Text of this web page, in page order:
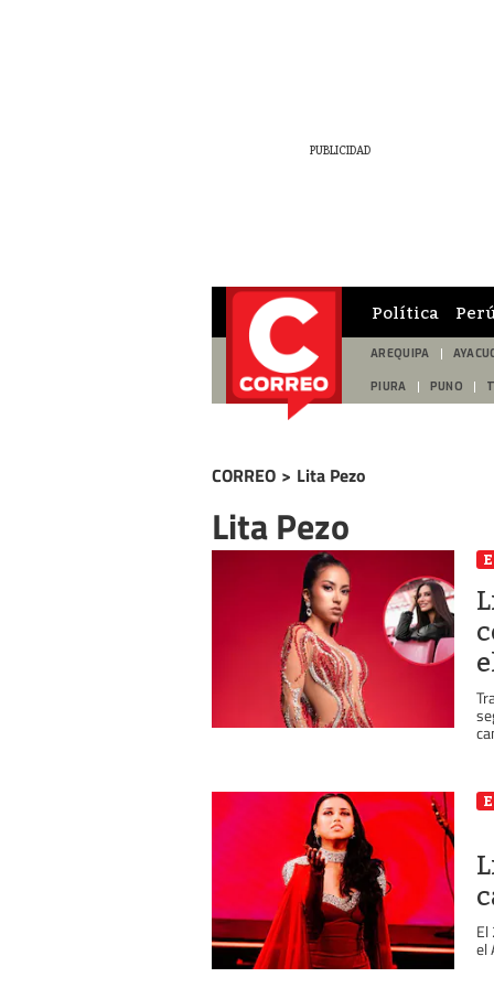
Política
AREQUIPA
PIURA PUNO
CORREO > Lita Pezo
Lita Pezo
el